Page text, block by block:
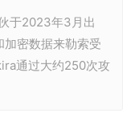
于2023年3月出
密数据来勒索受
通过大约250次攻